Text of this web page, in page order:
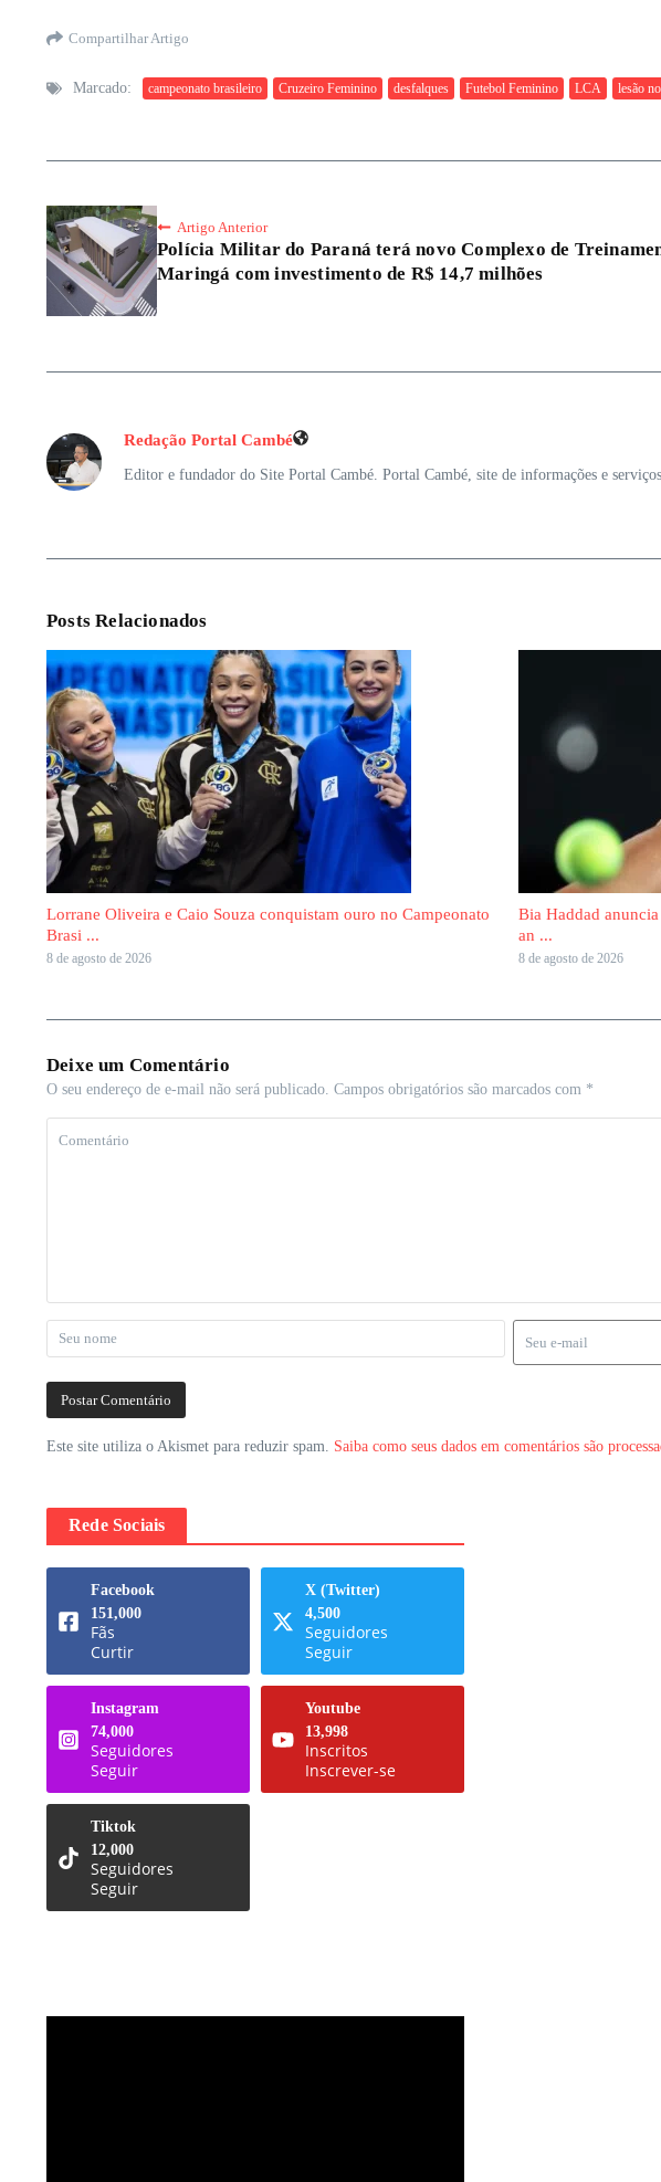
Compartilhar Artigo
Marcado: campeonato brasileiro Cruzeiro Feminino desfalques Futebol Feminino LCA lesão
Artigo Anterior
Polícia Militar do Paraná terá novo Complexo de
Maringá com investimento de R$ 14,7 milhões
Redação Portal Cambé
Editor e fundador do Site Portal Cambé. Portal Cambé, site de informações e
Posts Relacionados
Lorrane Oliveira e Caio Souza conquistam ouro no Campeonato
Brasi ...
8 de agosto de 2026
Bia Haddad
an ...
8 de agosto de 2026
Deixe um Comentário
O seu endereço de e-mail não será publicado. Campos obrigatórios são marcados com *
Este site utiliza o Akismet para reduzir spam. Saiba como seus dados em comentários são
Rede Sociais
Facebook
151,000
Fãs
Curtir
X (Twitter)
4,500
Seguidores
Seguir
Instagram
74,000
Seguidores
Seguir
Youtube
13,998
Inscritos
Inscrever-se
Tiktok
12,000
Seguidores
Seguir